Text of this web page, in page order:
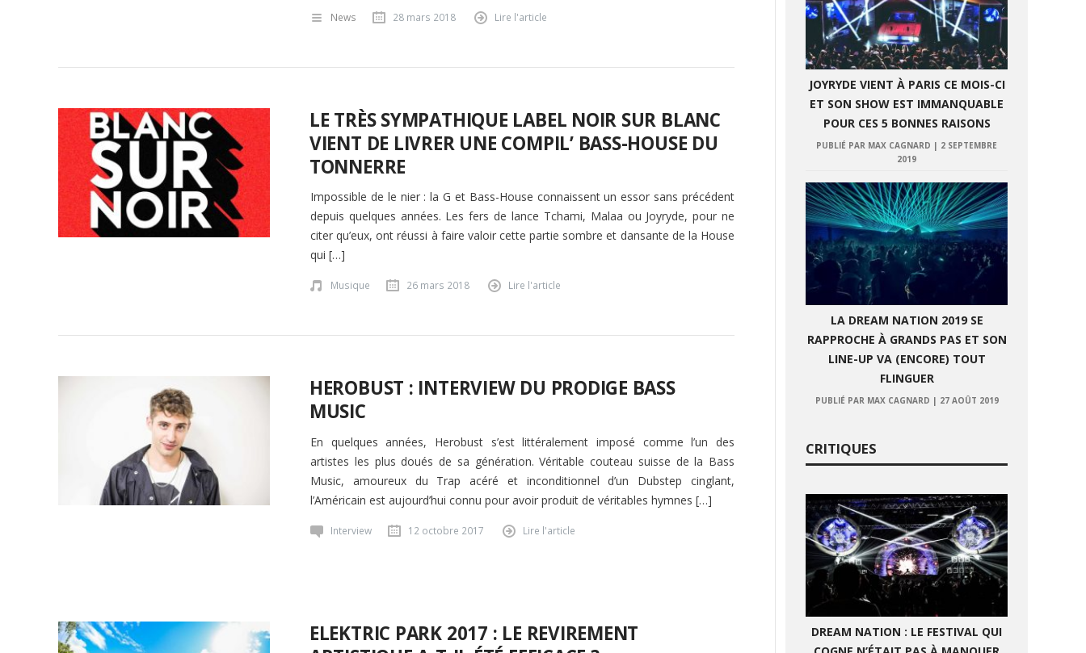
News 28 mars 2018 Lire l'article
LE TRÈS SYMPATHIQUE LABEL NOIR SUR BLANC
VIENT DE LIVRER UNE COMPIL’ BASS-HOUSE DU
TONNERRE
Impossible de le nier : la G et Bass-House connaissent un essor sans précédent
depuis quelques années. Les fers de lance Tchami, Malaa ou Joyryde, pour ne
citer qu’eux, ont réussi à faire valoir cette partie sombre et dansante de la House
qui […]
Musique 26 mars 2018 Lire l'article
HEROBUST : INTERVIEW DU PRODIGE BASS
MUSIC
En quelques années, Herobust s’est littéralement imposé comme l’un des
artistes les plus doués de sa génération. Véritable couteau suisse de la Bass
Music, amoureux du Trap acéré et inconditionnel d’un Dubstep cinglant,
l’Américain est aujourd’hui connu pour avoir produit de véritables hymnes […]
Interview 12 octobre 2017 Lire l'article
ELEKTRIC PARK 2017 : LE REVIREMENT
JOYRYDE VIENT À PARIS CE MOIS-CI
ET SON SHOW EST IMMANQUABLE
POUR CES 5 BONNES RAISONS
PUBLIÉ PAR MAX CAGNARD | 2 SEPTEMBRE
2019
LA DREAM NATION 2019 SE
RAPPROCHE À GRANDS PAS ET SON
LINE-UP VA (ENCORE) TOUT
FLINGUER
PUBLIÉ PAR MAX CAGNARD | 27 AOÛT 2019
CRITIQUES
DREAM NATION : LE FESTIVAL QUI